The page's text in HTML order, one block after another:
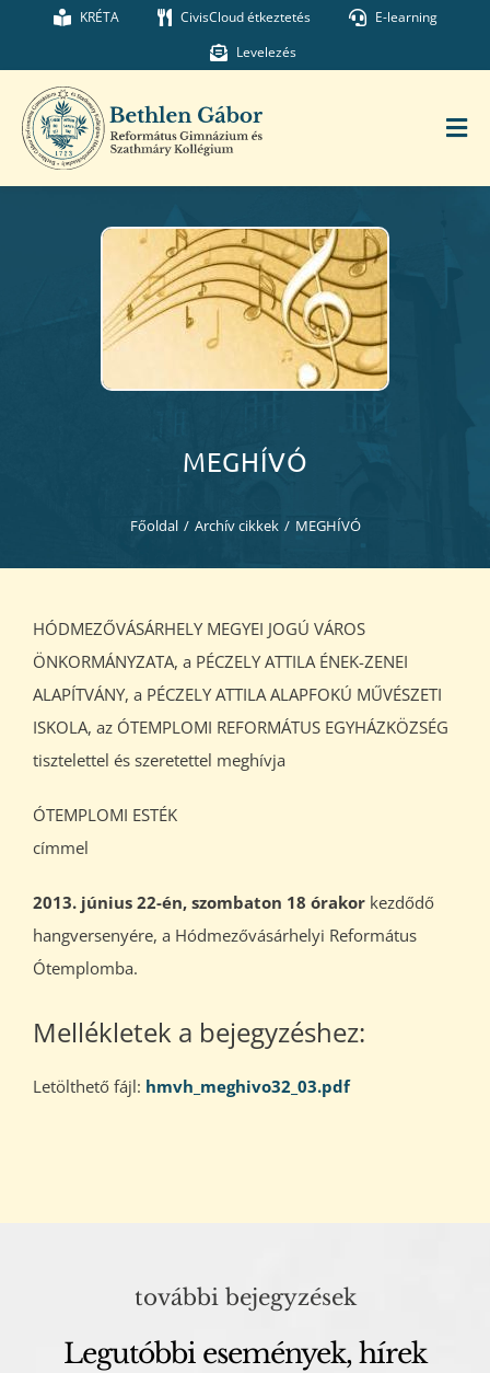
Kihagyás KRÉTA CivisCloud étkeztetés
E-learning
Levelezés
Munkatársaink
Blog
Dokumentumok
MEGHÍVÓ
Főoldal / Archív cikkek / MEGHÍVÓ
HÓDMEZŐVÁSÁRHELY MEGYEI JOGÚ VÁROS
ÖNKORMÁNYZATA, a PÉCZELY ATTILA ÉNEK-ZENEI
ALAPÍTVÁNY, a PÉCZELY ATTILA ALAPFOKÚ MŰVÉSZETI
ISKOLA, az ÓTEMPLOMI REFORMÁTUS EGYHÁZKÖZSÉG
tisztelettel és szeretettel meghívja
ÓTEMPLOMI ESTÉK
címmel
2013. június 22-én, szombaton 18 órakorkezdődő
hangversenyére, a Hódmezővásárhelyi Református
Ótemplomba.
Mellékletek a bejegyzéshez:
Letölthető fájl: hmvh_meghivo32_03.pdf
további bejegyzések
Legutóbbi események, hírek